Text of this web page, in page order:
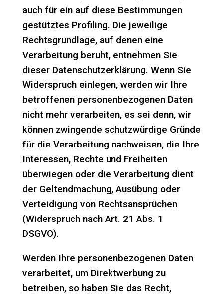
auch für ein auf diese Bestimmungen
gestütztes Profiling. Die jeweilige
Rechtsgrundlage, auf denen eine
Verarbeitung beruht, entnehmen Sie
dieser Datenschutzerklärung. Wenn Sie
Widerspruch einlegen, werden wir Ihre
betroffenen personenbezogenen Daten
nicht mehr verarbeiten, es sei denn, wir
können zwingende schutzwürdige Gründe
für die Verarbeitung nachweisen, die Ihre
Interessen, Rechte und Freiheiten
überwiegen oder die Verarbeitung dient
der Geltendmachung, Ausübung oder
Verteidigung von Rechtsansprüchen
(Widerspruch nach Art. 21 Abs. 1
DSGVO).
Werden Ihre personenbezogenen Daten
verarbeitet, um Direktwerbung zu
betreiben, so haben Sie das Recht,